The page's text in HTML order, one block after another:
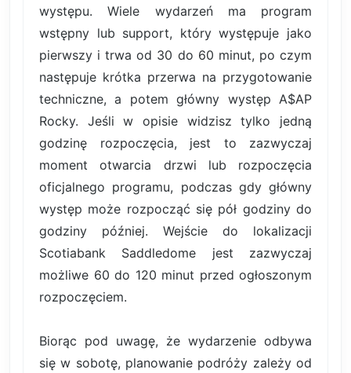
występu. Wiele wydarzeń ma program
wstępny lub support, który występuje jako
pierwszy i trwa od 30 do 60 minut, po czym
następuje krótka przerwa na przygotowanie
techniczne, a potem główny występ A$AP
Rocky. Jeśli w opisie widzisz tylko jedną
godzinę rozpoczęcia, jest to zazwyczaj
moment otwarcia drzwi lub rozpoczęcia
oficjalnego programu, podczas gdy główny
występ może rozpocząć się pół godziny do
godziny później. Wejście do lokalizacji
Scotiabank Saddledome jest zazwyczaj
możliwe 60 do 120 minut przed ogłoszonym
rozpoczęciem.
Biorąc pod uwagę, że wydarzenie odbywa
się w sobotę, planowanie podróży zależy od